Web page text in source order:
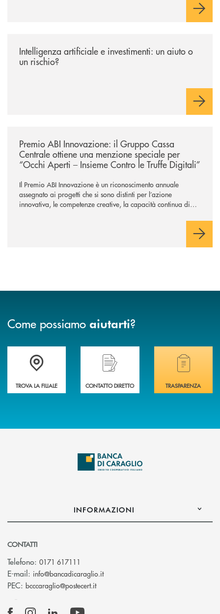
Intelligenza artificiale e investimenti: un aiuto o
un rischio?
Premio ABI Innovazione: il Gruppo Cassa
Centrale ottiene una menzione speciale per
“Occhi Aperti – Insieme Contro le Truffe Digitali”
Il Premio ABI Innovazione è un riconoscimento annuale
assegnato ai progetti che si sono distinti per l’azione
innovativa, le competenze creative, la capacità continua di
operazioni e rispondere alla crescente velocità e complessità
Come possiamo aiutarti?
Accedi all' elenco completo delle filiali di Banca di Caraglio.
TROVA LA FILIALE
Hai bisogno di assistenza immediata?
CONTATTO DIRETTO
Hai bisogno di
TRASPARENZA
INFORMAZIONI
CONTATTI
Telefono: 0171 617111
E-mail: info@bancadicaraglio.it(si apre l’app di posta elettronica)
PEC: bcccaraglio@postecert.it(si apre l’app di posta elettronica)